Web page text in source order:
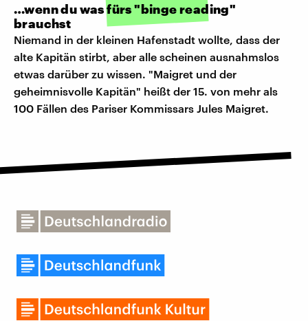
…wenn du was fürs "binge reading"
brauchst
Niemand in der kleinen Hafenstadt wollte, dass der
alte Kapitän stirbt, aber alle scheinen ausnahmslos
etwas darüber zu wissen. "Maigret und der
geheimnisvolle Kapitän" heißt der 15. von mehr als
100 Fällen des Pariser Kommissars Jules Maigret.